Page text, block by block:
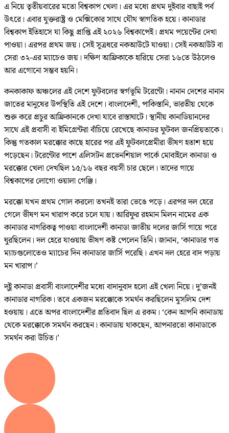
এ নিয়ে তৃতীয়বারের মতো বিশ্বকাপ খেলা। এর মধ্যে প্রথম দুইবার বাছাই পর্ব
উৎরে। এবার যুক্তরাষ্ট্র ও মেক্সিকোর সাথে যৌথ স্বাগতিক হয়ে। কানাডার
বিশ্বকাপ ইতিহাসে যা কিছু প্রাপ্তি এই ২০২৬ বিশ্বকাপেই। প্রথম পয়েন্টের দেখা
পাওয়া। এরপর প্রথম জয়। সেই সূত্রধরে নকআউটে যাওয়া। সেই নকআউট বা
সেরা ৩২-এর ম্যাচেও জয়। দক্ষিণ আফ্রিকাকে হারিয়ে সেরা ১৬তে উঠলেও
আর এগোনো সম্ভব হয়নি।
কনকাকাফ অঞ্চলের এই দেশে ফুটবলের স্বর্গভূমি টরেন্টো। নানান দেশের নানান
জাতের মানুষের উপস্থিতি এই দেশে। বাংলাদেশী, পাকিস্তানি, ভারতীয় থেকে
শুরু করে প্রচুর আফ্রিকানকে দেখা যাবে রাস্তাঘাটে। স্থানীয় কানাডিয়ানদের
সাথে এই প্রবাসী বা ইমিগ্রেন্টরা বাঁচিয়ে রেখেছে কানাডর ফুটবল জনপ্রিয়তাকে।
কিন্তু গতকাল মরক্কোর কাছে হারের পর এই ফুটবলপ্রেমীরা ভীষণ হতাশ হয়ে
পড়েছেন। টরেন্টোর পাশে এলিসটন প্রভেনশিয়াল পার্কে মোবাইলে কানাডা ও
মরক্কোর খেলা দেখছিল ১৫/১৬ বছর বয়সী চার ছেলে। তাদের গায়ে
বিশ্বকাপের লোগো ওয়ালা গেঞ্জি।
মরক্কো যখন প্রথম গোল করলো তখনই তারা ভেঙে পড়ে। এরপর দল হেরে
গেলে ভীষণ মন খারাপ করে চলে যায়। আরিফুর রহমান মিলন নামের এক
কানাডার নাগরিকত্ব পাওয়া বাংলাদেশী কানাডা জাতীয় দলের জার্সি গায়ে পরে
ঘুরছিলেন। দল হেরে যাওয়ায় ভীষণ কষ্ট পেলেন তিনি। জানান, ‘কানাডার গত
ম্যাচগুলোতেও ম্যাচের দিন কানাডার জার্সি পরেছি। এখন দল হেরে বাদ পড়ায়
মন খারাপ।’
দ্ইু কানাডা প্রবাসী বাংলাদেশীর মধ্যে বাদানুবাদ হলো এই খেলা নিয়ে। দু’জনই
কানাডার নাগরিক। তবে একজন মরক্কোকে সমর্থন করছিলেন মুসলিম দেশ
হওয়ায়। এতে অপর বাংলাদেশীর প্রতিবাদ ছিল এ রকম। ‘কেন আপনি কানাডায়
থেকে মরক্কোকে সমর্থন করছেন। কানাডায় থাকছেন, আপনারতো কানাডাকে
সমর্থন করা উচিত।’